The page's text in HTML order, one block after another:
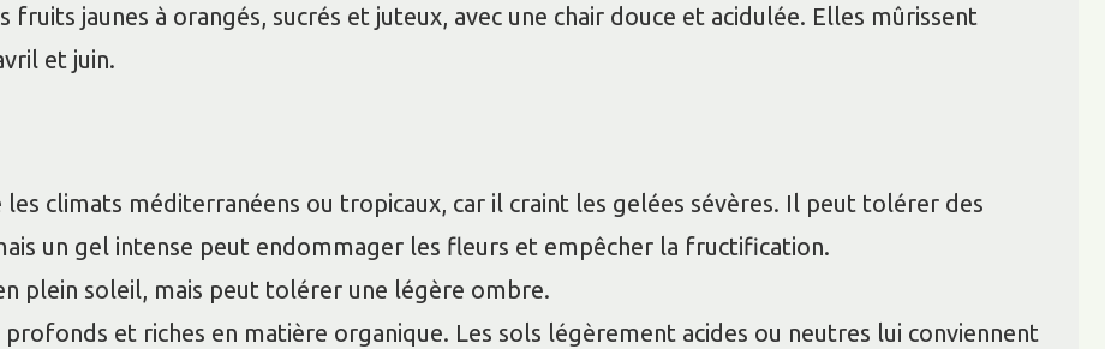
fruits jaunes à orangés, sucrés et juteux, avec une chair douce et acidulée. Elles mûrissent
et juin.
climats méditerranéens ou tropicaux, car il craint les gelées sévères. Il peut tolérer des
un gel intense peut endommager les fleurs et empêcher la fructification.
plein soleil, mais peut tolérer une légère ombre.
et riches en matière organique. Les sols légèrement acides ou neutres lui conviennent